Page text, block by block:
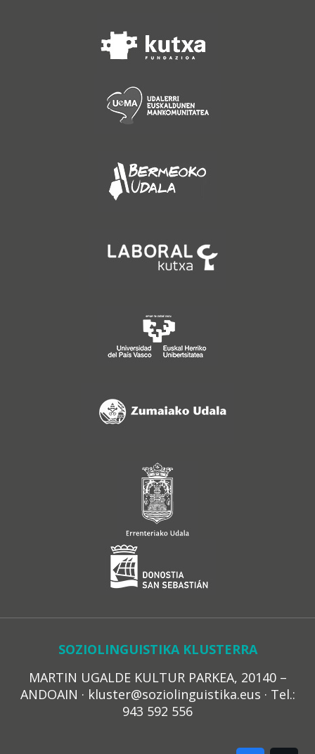
SOZIOLINGUISTIKA KLUSTERRA
MARTIN UGALDE KULTUR PARKEA, 20140 –
ANDOAIN · kluster@soziolinguistika.eus · Tel.:
943 592 556